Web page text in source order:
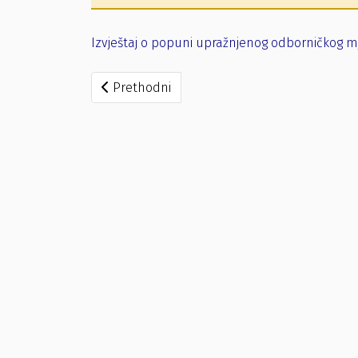
Izvještaj o popuni upražnjenog odborničkog
Prethodni članak: Izvještaj o popuni
Prethodni